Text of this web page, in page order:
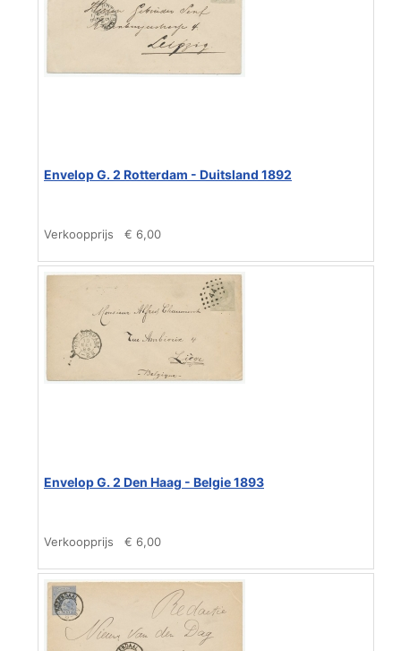
Envelop G. 2 Rotterdam - Duitsland 1892
Verkoopprijs € 6,00
Envelop G. 2 Den Haag - Belgie 1893
Verkoopprijs € 6,00